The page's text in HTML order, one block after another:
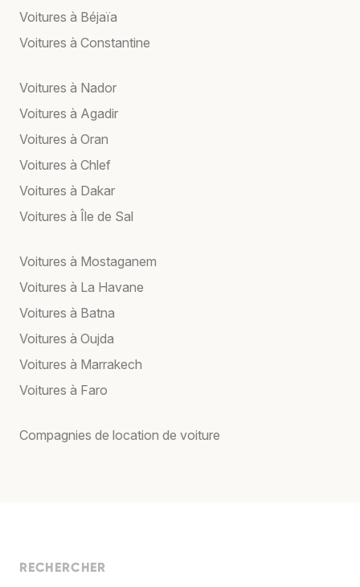
Voitures à Béjaïa
Voitures à Constantine
Voitures à Nador
Voitures à Agadir
Voitures à Oran
Voitures à Chlef
Voitures à Dakar
Voitures à Île de Sal
Voitures à Mostaganem
Voitures à La Havane
Voitures à Batna
Voitures à Oujda
Voitures à Marrakech
Voitures à Faro
Compagnies de location de voiture
RECHERCHER